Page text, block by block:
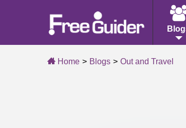
Home Blogs Out and Travel